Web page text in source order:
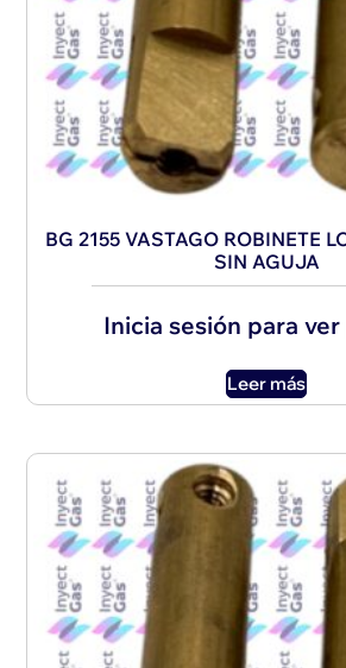
BG 2155 VASTAGO ROBINETE
SIN AGUJA
Inicia sesión para
Leer más